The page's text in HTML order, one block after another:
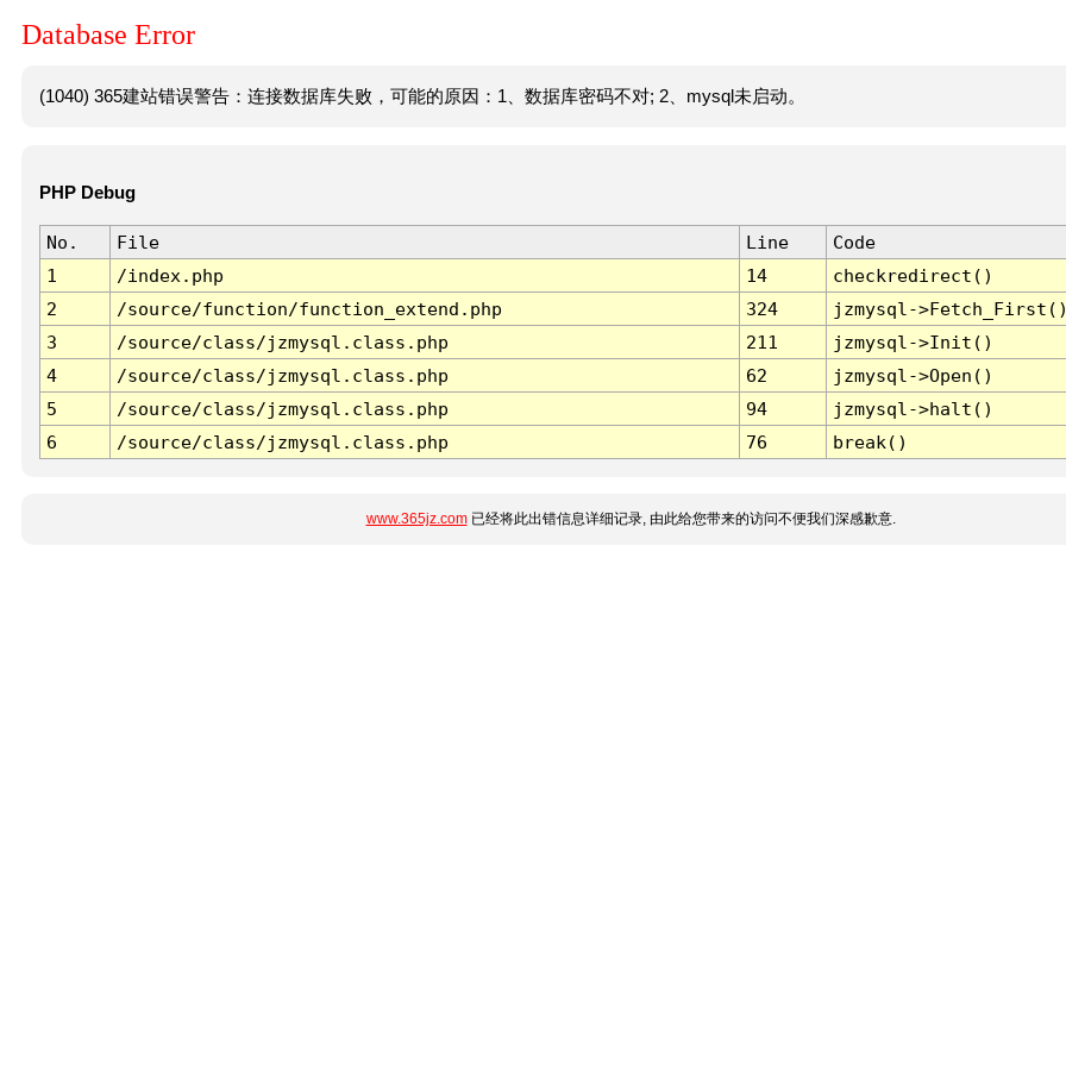
Database Error
(1040) 365建站错误警告：连接数据库失败，可能的原因：1、数据库密码不对; 2、mysql未启动。
PHP Debug
No. File Line
Code
1
/index.php 14
checkredirect()
2
/source/function/function_extend.php 324
jzmysql-
3
/source/class/jzmysql.class.php 211
jzmysql->Init()
4
/source/class/jzmysql.class.php 62
jzmysql->Open()
5
/source/class/jzmysql.class.php 94
jzmysql->halt()
6
/source/class/jzmysql.class.php 76 break()
www.365jz.com已经将此出错信息详细记录, 由此给您带来的访问不便我们深感歉意.